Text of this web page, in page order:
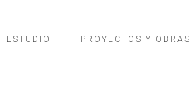
ESTUDIO PROYECTOS Y OBRAS